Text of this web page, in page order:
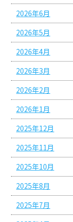
2026年6月
2026年5月
2026年4月
2026年3月
2026年2月
2026年1月
2025年12月
2025年11月
2025年10月
2025年8月
2025年7月